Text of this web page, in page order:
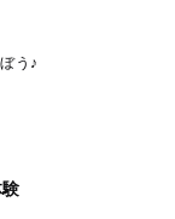
う♪